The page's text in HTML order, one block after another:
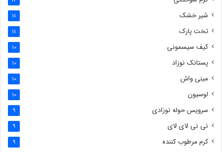
شیر خشک 11
تخت پارک 11
کیف سیسمونی 10
پستانک نوزاد 10
مینی واش 10
لوسیون 10
سرویس حوله نوزادی 9
نی نی لای لای 9
کرم مرطوب کننده 9